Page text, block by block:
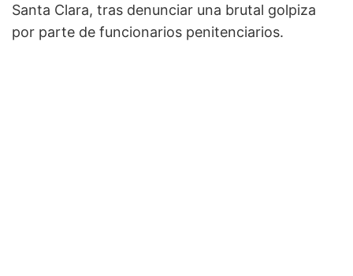
Santa Clara, tras denunciar una brutal golpiza
por parte de funcionarios penitenciarios.